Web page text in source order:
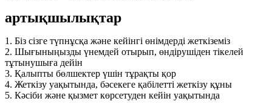
артықшылықтар
1. Біз сізге түпнұсқа және кейінгі өнімдерді жеткіземіз
2. Шығыныңызды үнемдей отырып, өндірушіден тікелей
тұтынушыға дейін
3. Қалыпты бөлшектер үшін тұрақты қор
4. Жеткізу уақытында, бәсекеге қабілетті жеткізу құны
5. Кәсіби және қызмет көрсетуден кейін уақытында